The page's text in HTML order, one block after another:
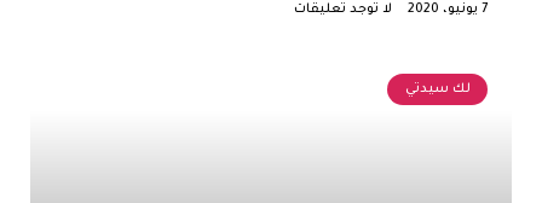
7 يونيو، 2020 لا توجد تعليقات
لك سيدتي